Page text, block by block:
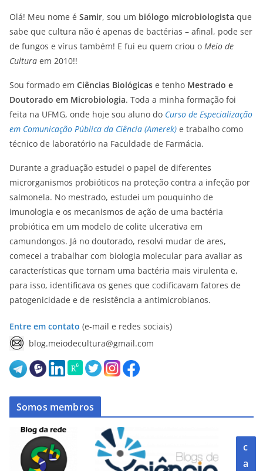
Olá! Meu nome é Samir, sou um biólogo microbiologista que
sabe que cultura não é apenas de bactérias – afinal, pode ser
de fungos e vírus também! E fui eu quem criou o Meio de
Cultura em 2010!!
Sou formado em Ciências Biológicas e tenho Mestrado e
Doutorado em Microbiologia. Toda a minha formação foi
feita na UFMG, onde hoje sou aluno do Curso de Especialização
em Comunicação Pública da Ciência (Amerek) e trabalho como
técnico de laboratório na Faculdade de Farmácia.
Durante a graduação estudei o papel de diferentes
microrganismos probióticos na proteção contra a infeção por
salmonela. No mestrado, estudei um pouquinho de
imunologia e os mecanismos de ação de uma bactéria
probiótica em um modelo de colite ulcerativa em
camundongos. Já no doutorado, resolvi mudar de ares,
comecei a trabalhar com biologia molecular para avaliar as
características que tornam uma bactéria mais virulenta e,
para isso, identificava os genes que codificavam fatores de
patogenicidade e de resistência a antimicrobianos.
Entre em contato (e-mail e redes sociais)
blog.meiodecultura@gmail.com
Somos membros
c
a